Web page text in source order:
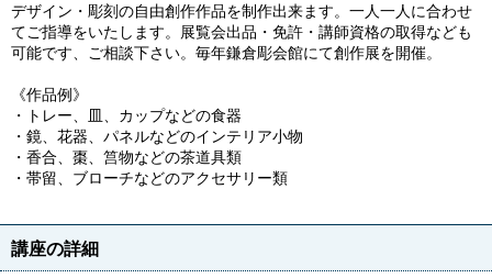
デザイン・彫刻の自由創作作品を制作出来ます。一人一人に合わせ
てご指導をいたします。展覧会出品・免許・講師資格の取得なども
可能です、ご相談下さい。毎年鎌倉彫会館にて創作展を開催。
《作品例》
・トレー、皿、カップなどの食器
・鏡、花器、パネルなどのインテリア小物
・香合、棗、筥物などの茶道具類
・帯留、ブローチなどのアクセサリー類
講座の詳細